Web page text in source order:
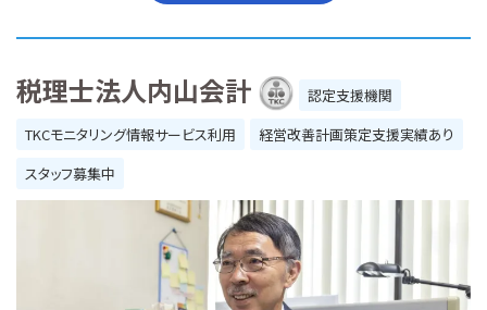
税理士法人内山会計
認定支援機関
TKCモニタリング情報サービス利用
経営改善計画策定支援実績あり
スタッフ募集中